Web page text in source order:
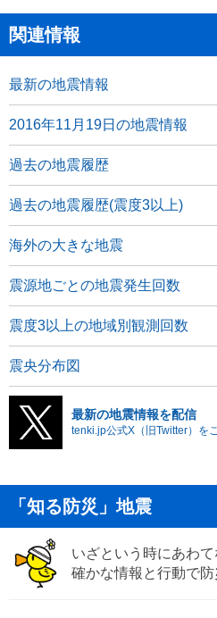
関連情報
最新の地震情報
2016年11月19日の地震情報
過去の地震履歴
過去の地震履歴(震度3以上)
海外の大きな地震
震源地ごとの地震発生回数
震度3以上の地域別観測回数
震央分布図
最新の地震情報を配信
tenki.jp公式X（旧Twitter）を
「知る防災」地震
いざという時にあわ
確かな情報と行動で